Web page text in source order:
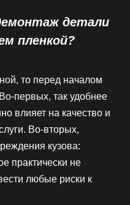
детали
пленкой?
то перед началом
первых, так удобнее
влияет на качество и
Во-вторых,
кузова:
практически не
любые риски к